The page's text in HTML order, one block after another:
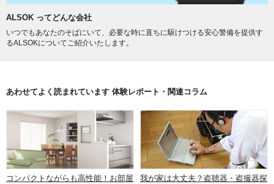
ALSOK ってどんな会社
いつでもあなたのそばにいて、必要な時に直ちに駆けつける安心警備を提供す
るALSOKについてご紹介いたします。
あわせてよく読まれています 体験レポート・関連コラム
コンパクトながらも高性能！お部屋
我が家は大丈夫？盗聴器・盗撮器探